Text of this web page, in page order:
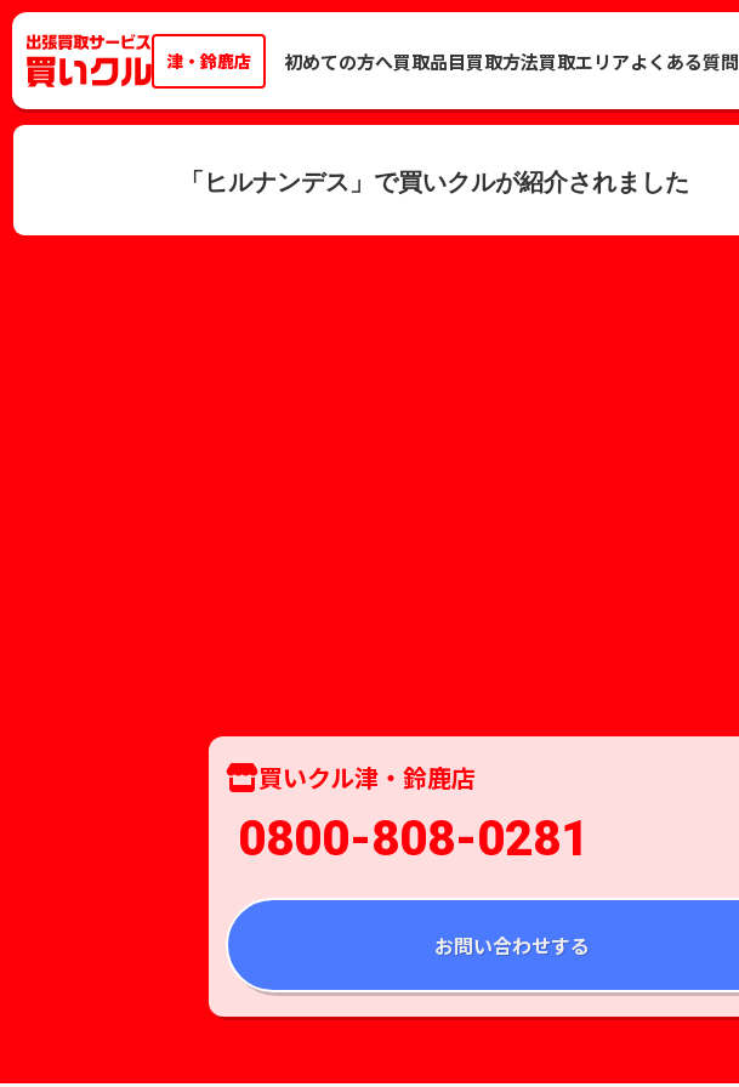
津・鈴鹿店 初めての方へ買取品目買取方法買取エリアよくある質問
「ヒルナンデス」で買いクルが紹介されました
買いクル津・鈴鹿店
0800-808-0281
お問い合わせする